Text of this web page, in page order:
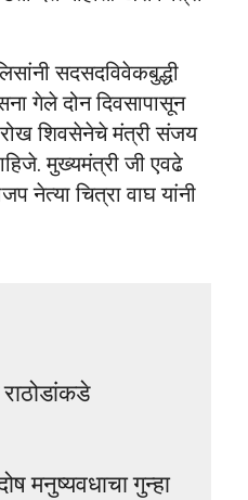
सदसदविवेकबुद्धी
गेले दोन दिवसापासून
रोख शिवसेनेचे मंत्री संजय
मुख्यमंत्री जी एवढे
नेत्या चित्रा वाघ यांनी
मनुष्यवधाचा गुन्हा